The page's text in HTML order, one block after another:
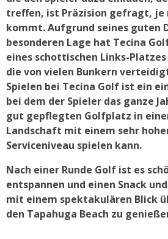
treffen, ist Präzision gefragt, je
kommt. Aufgrund seines guten
besonderen Lage hat Tecina
eines schottischen Links-
die von vielen Bunkern
Spielen bei Tecina Golf ist ein
bei dem der Spieler das ganze
gut gepflegten Golfplatz in
Landschaft mit einem sehr
Serviceniveau spielen kann.
Nach einer Runde Golf ist es
entspannen und einen Snack
mit einem spektakulären Blick
den Tapahuga Beach zu